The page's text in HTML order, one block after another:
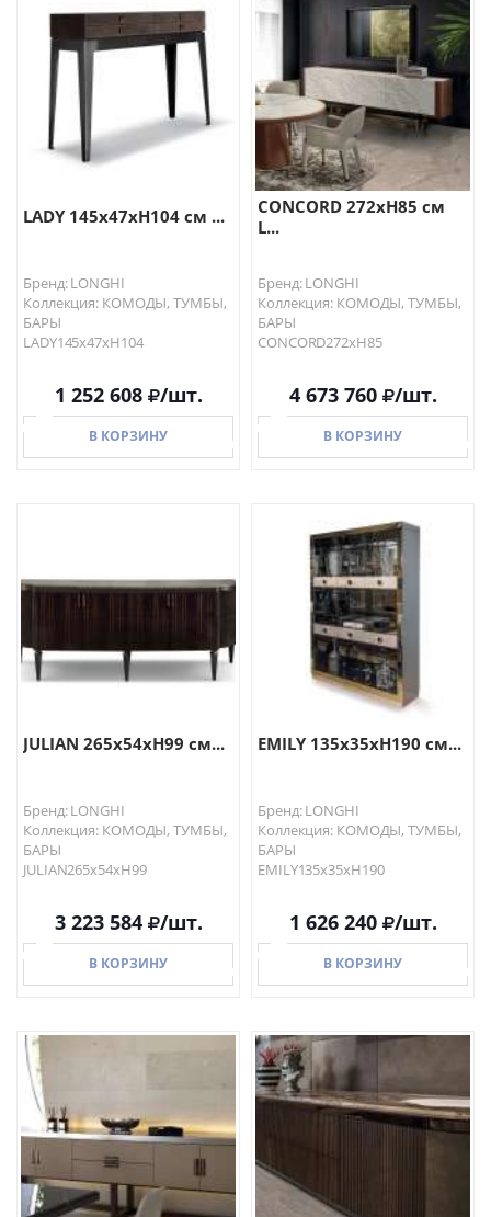
В КОРЗИНУ В КОРЗИНУ
LADY 145x47xH104 см ...
Бренд: LONGHI
Коллекция: КОМОДЫ, ТУМБЫ,
БАРЫ
LADY145x47xH104
1 252 608 /шт.
В КОРЗИНУ
CONCORD 272хH85 см
L...
Бренд: LONGHI
Коллекция: КОМОДЫ, ТУМБЫ,
БАРЫ
CONCORD272хH85
4 673 760 /шт.
В КОРЗИНУ
В КОРЗИНУ
JULIAN 265x54xH99 см...
Бренд: LONGHI
Коллекция: КОМОДЫ, ТУМБЫ,
БАРЫ
JULIAN265x54xH99
3 223 584 /шт.
В КОРЗИНУ
EMILY 135х35хH190 см...
Бренд: LONGHI
Коллекция: КОМОДЫ, ТУМБЫ,
БАРЫ
EMILY135х35хH190
1 626 240 /шт.
В КОРЗИНУ
В КОРЗИНУ